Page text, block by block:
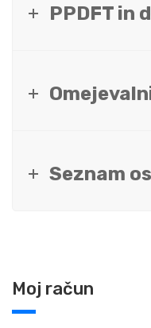
PPDFT in
Seznam
Moj račun